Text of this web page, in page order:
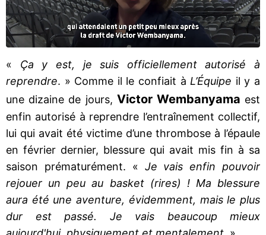
« Ça y est, je suis officiellement autorisé à
reprendre. » Comme il le confiait à L’Équipe il y a
une dizaine de jours, Victor Wembanyama est
enfin autorisé à reprendre l’entraînement collectif,
lui qui avait été victime d’une thrombose à l’épaule
en février dernier, blessure qui avait mis fin à sa
saison prématurément. « Je vais enfin pouvoir
rejouer un peu au basket (rires) ! Ma blessure
aura été une aventure, évidemment, mais le plus
dur est passé. Je vais beaucoup mieux